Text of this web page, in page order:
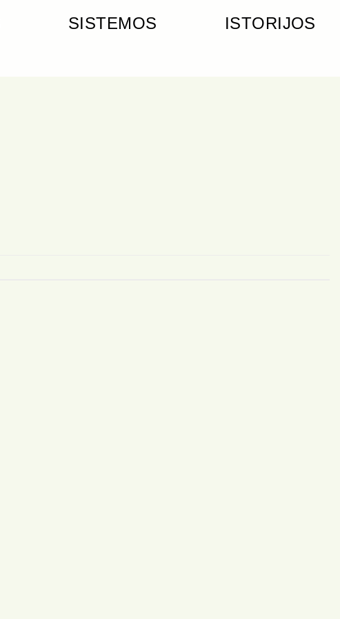
SISTEMOS
ISTORIJOS